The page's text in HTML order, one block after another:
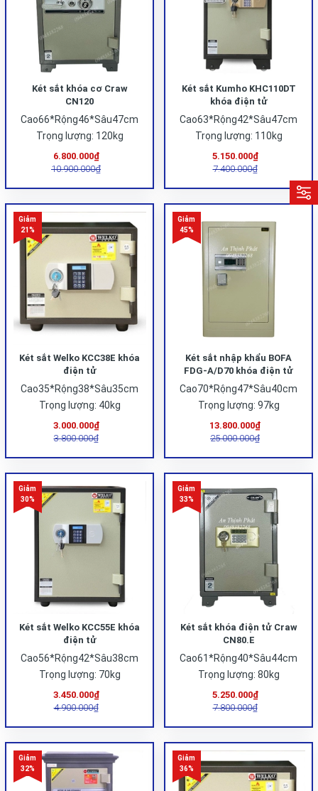
Két sắt khóa cơ Craw
CN120
Cao66*Rộng46*Sâu47cm
Trọng lượng: 120kg
6.800.000₫
10.900.000₫
Két sắt Kumho KHC110DT
khóa điện tử
Cao63*Rộng42*Sâu47cm
Trọng lượng: 110kg
5.150.000₫
7.400.000₫
Két sắt Welko KCC38E khóa
điện tử
Cao35*Rộng38*Sâu35cm
Trọng lượng: 40kg
3.000.000₫
3.800.000₫
Két sắt nhập khẩu BOFA
FDG-A/D70 khóa điện tử
cao cấp công nghệ Đức
Cao70*Rộng47*Sâu40cm
Trọng lượng: 97kg
13.800.000₫
25.000.000₫
Két sắt Welko KCC55E khóa
điện tử
Cao56*Rộng42*Sâu38cm
Trọng lượng: 70kg
3.450.000₫
4.900.000₫
Két sắt khóa điện tử Craw
CN80.E
Cao61*Rộng40*Sâu44cm
Trọng lượng: 80kg
5.250.000₫
7.800.000₫